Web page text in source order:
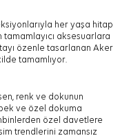
her yaşa hitap
aksesuarlara
özenle tasarlanan Aker
tamamlıyor.
renk ve dokunun
ve özel dokuma
özel davetlere
trendlerini zamansız